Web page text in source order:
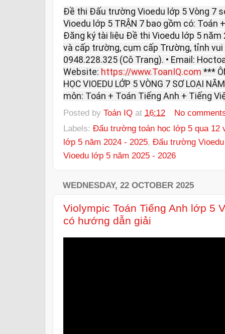
Đề thi Đấu trường Vioedu lớp 5 Vòng 7
Vioedu lớp 5 TRẬN 7 bao gồm có: Toán
Đăng ký tài liệu Đề thi Vioedu lớp 5
và cấp trường, cụm cấp Trường, tỉnh vui
0948.228.325 (Cô Trang). • Email:
Website: https://www.ToanIQ.com ***
HỌC VIOEDU LỚP 5 VÒNG 7 SƠ LOẠI
môn: Toán + Toán Tiếng Anh + Tiếng
Posted by Toán IQ at 16:12
No
Labels: Đấu trường toán học lớp 5 qua 12
lớp 5 năm 2024 - 2025, Đấu trường
Vioedu lớp 5 năm 2025 - 2026
WEDNESDAY, 22 OCTOBER 2025
Violympic Toán Tiếng Anh lớp 5
có hướng dẫn giải